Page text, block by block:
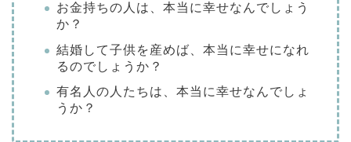
お金持ちの人は、本当に幸せなんでしょう
か？
結婚して子供を産めば、本当に幸せになれ
るのでしょうか？
有名人の人たちは、本当に幸せなんでしょ
うか？